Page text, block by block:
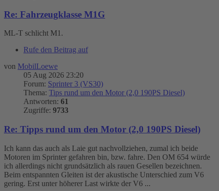
Re: Fahrzeugklasse M1G
ML-T schlicht M1.
Rufe den Beitrag auf
von MobilLoewe
05 Aug 2026 23:20
Forum: Sprinter 3 (VS30)
Thema: Tips rund um den Motor (2,0 190PS Diesel)
Antworten: 61
Zugriffe: 9733
Re: Tipps rund um den Motor (2,0 190PS Diesel)
Ich kann das auch als Laie gut nachvollziehen, zumal ich beide
Motoren im Sprinter gefahren bin, bzw. fahre. Den OM 654 würde
ich allerdings nicht grundsätzlich als rauen Gesellen bezeichnen.
Beim entspannten Gleiten ist der akustische Unterschied zum V6
gering. Erst unter höherer Last wirkte der V6 ...